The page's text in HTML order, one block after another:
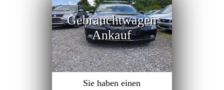
Gebrauchtwagen
Ankauf
Sie haben einen